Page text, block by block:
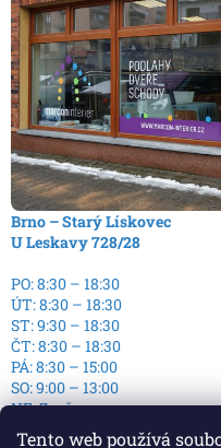
Tento web používá
Brno – Starý Lískovec
U Leskavy 728/28
PO: 8:30 – 18:30
ÚT: 8:30 – 18:30
ST: 9:30 – 18:30
ČT: 8:30 – 18:30
PÁ: 8:30 – 15:00
SO: 9:00 – 13:00
NE: Zavřeno